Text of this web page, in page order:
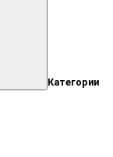
Категории